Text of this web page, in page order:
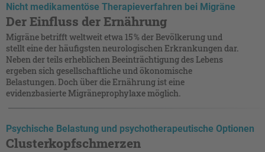
Nicht medikamentöse Therapieverfahren bei Migräne
Der Einfluss der Ernährung
Migräne betrifft weltweit etwa 15 % der Bevölkerung und
stellt eine der häufigsten neurologischen Erkrankungen dar.
Neben der teils erheblichen Beeinträchtigung des Lebens
ergeben sich gesellschaftliche und ökonomische
Belastungen. Doch über die Ernährung ist eine
evidenzbasierte Migräneprophylaxe möglich.
Psychische Belastung und psychotherapeutische Optionen
Clusterkopfschmerzen